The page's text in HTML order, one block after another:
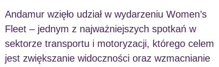
Andamur wzięło udział w wydarzeniu Women’s
Fleet – jednym z najważniejszych spotkań w
sektorze transportu i motoryzacji, którego celem
jest zwiększanie widoczności oraz wzmacnianie